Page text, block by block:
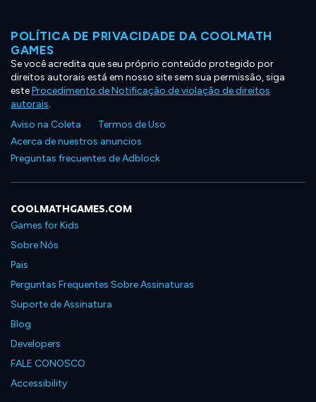
POLÍTICA DE PRIVACIDADE DA COOLMATH
GAMES
Se você acredita que seu próprio conteúdo protegido por
direitos autorais está em nosso site sem sua permissão, siga
esteProcedimento de Notificação de violação de direitos
autorais.
Aviso na Coleta
Termos de Uso
Acerca de nuestros anuncios
Preguntas frecuentes de Adblock
COOLMATHGAMES.COM
Games for Kids
Sobre Nós
Pais
Perguntas Frequentes Sobre Assinaturas
Suporte de Assinatura
Blog
Developers
FALE CONOSCO
Accessibility